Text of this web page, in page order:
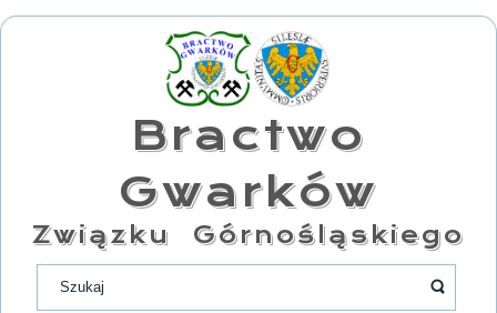
Bractwo
Gwarków
Związku Górnośląskiego